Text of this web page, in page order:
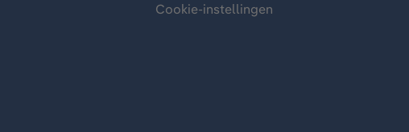
Cookie-instellingen